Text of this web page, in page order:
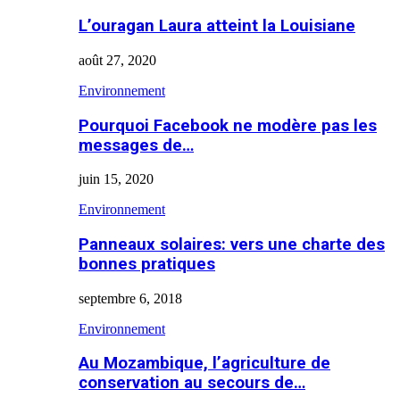
L’ouragan Laura atteint la Louisiane
août 27, 2020
Environnement
Pourquoi Facebook ne modère pas les
messages de…
juin 15, 2020
Environnement
Panneaux solaires: vers une charte des
bonnes pratiques
septembre 6, 2018
Environnement
Au Mozambique, l’agriculture de
conservation au secours de…